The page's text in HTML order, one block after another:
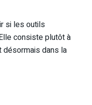
si les outils
consiste plutôt à
désormais dans la